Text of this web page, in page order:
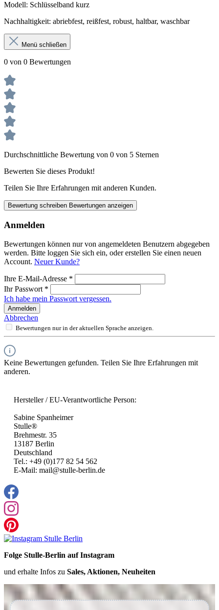
Modell: Schlüsselband kurz
Nachhaltigkeit: abriebfest, reißfest, robust, haltbar, waschbar
Menü schließen
0 von 0 Bewertungen
Durchschnittliche Bewertung von 0 von 5 Sternen
Bewerten Sie dieses Produkt!
Teilen Sie Ihre Erfahrungen mit anderen Kunden.
Bewertung schreiben Bewertungen anzeigen
Anmelden
Bewertungen können nur von angemeldeten Benutzern abgegeben
werden. Bitte loggen Sie sich ein, oder erstellen Sie einen neuen
Account. Neuer Kunde?
Ihre E-Mail-Adresse *
Ihr Passwort *
Ich habe mein Passwort vergessen.
Anmelden
Abbrechen
Bewertungen nur in der aktuellen Sprache anzeigen.
Keine Bewertungen gefunden. Teilen Sie Ihre Erfahrungen mit
anderen.
Hersteller / EU-Verantwortliche Person:
Sabine Spanheimer
Stulle®
Brehmestr. 35
13187 Berlin
Deutschland
Tel.: +49 (0)177 82 54 562
E-Mail: mail@stulle-berlin.de
Folge Stulle-Berlin auf Instagram
und erhalte Infos zu Sales, Aktionen, Neuheiten